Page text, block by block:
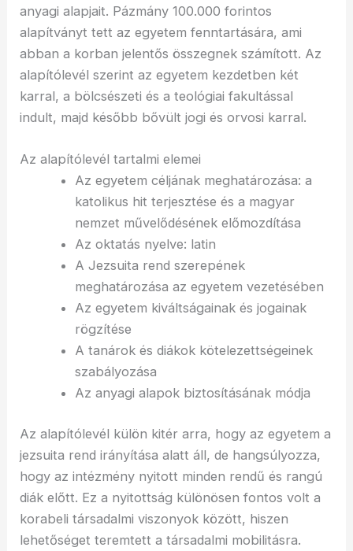
anyagi alapjait. Pázmány 100.000 forintos
alapítványt tett az egyetem fenntartására, ami
abban a korban jelentős összegnek számított. Az
alapítólevél szerint az egyetem kezdetben két
karral, a bölcsészeti és a teológiai fakultással
indult, majd később bővült jogi és orvosi karral.
Az alapítólevél tartalmi elemei
Az egyetem céljának meghatározása: a
katolikus hit terjesztése és a magyar
nemzet művelődésének előmozdítása
Az oktatás nyelve: latin
A Jezsuita rend szerepének
meghatározása az egyetem vezetésében
Az egyetem kiváltságainak és jogainak
rögzítése
A tanárok és diákok kötelezettségeinek
szabályozása
Az anyagi alapok biztosításának módja
Az alapítólevél külön kitér arra, hogy az egyetem a
jezsuita rend irányítása alatt áll, de hangsúlyozza,
hogy az intézmény nyitott minden rendű és rangú
diák előtt. Ez a nyitottság különösen fontos volt a
korabeli társadalmi viszonyok között, hiszen
lehetőséget teremtett a társadalmi mobilitásra.